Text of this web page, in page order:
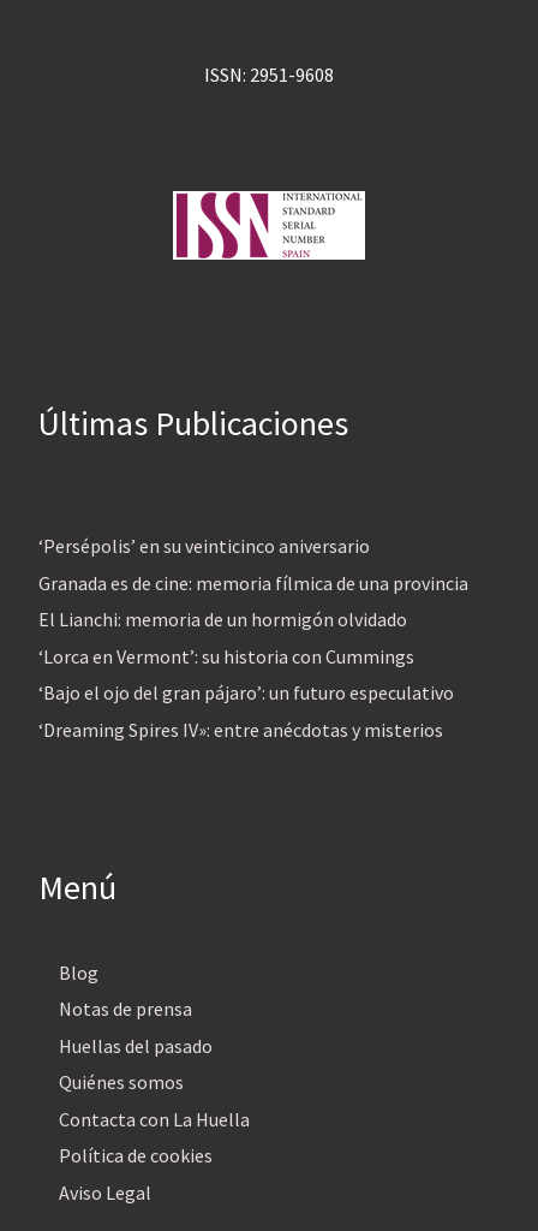
ISSN: 2951-9608
Últimas Publicaciones
‘Persépolis’ en su veinticinco aniversario
Granada es de cine: memoria fílmica de una provincia
El Lianchi: memoria de un hormigón olvidado
‘Lorca en Vermont’: su historia con Cummings
‘Bajo el ojo del gran pájaro’: un futuro especulativo
‘Dreaming Spires IV»: entre anécdotas y misterios
Menú
Blog
Notas de prensa
Huellas del pasado
Quiénes somos
Contacta con La Huella
Política de cookies
Aviso Legal